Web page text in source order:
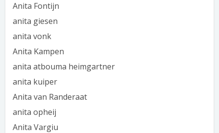
Anita Fontijn
anita giesen
anita vonk
Anita Kampen
anita atbouma heimgartner
anita kuiper
Anita van Randeraat
anita opheij
Anita Vargiu